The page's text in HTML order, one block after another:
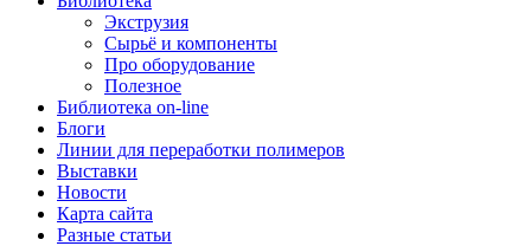
Экструзия
Сырьё и компоненты
Про оборудование
Полезное
Библиотека on-line
Блоги
Линии для переработки полимеров
Выставки
Новости
Карта сайта
Разные статьи